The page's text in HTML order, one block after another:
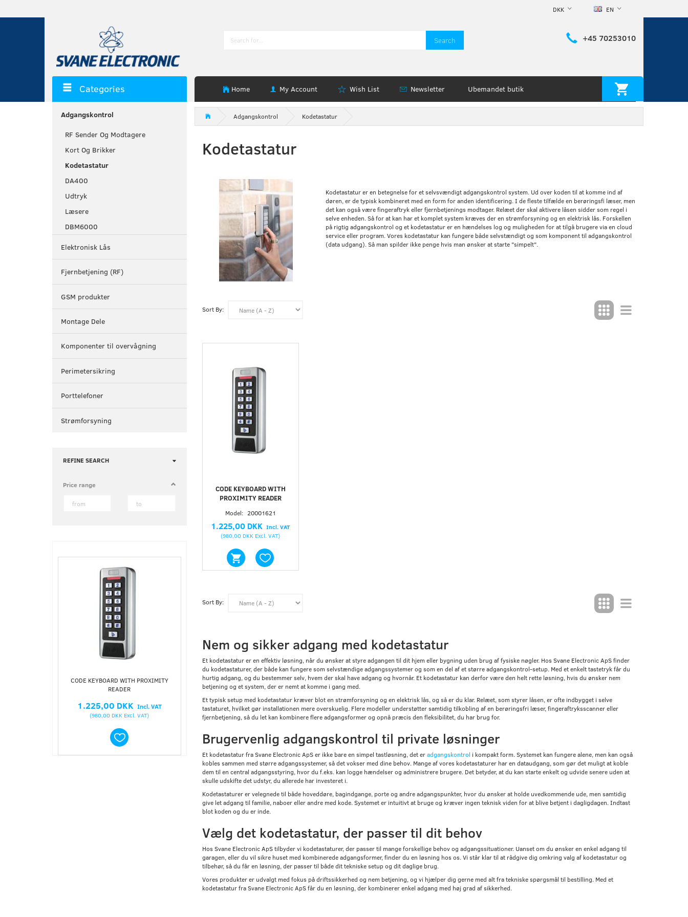
EN
DKK
Search +45 70253010
Home My Account Wish List Newsletter Ubemandet butik
Categories
Adgangskontrol
RF Sender Og Modtagere
Kort Og Brikker
Kodetastatur
DA400
Udtryk
Læsere
DBM6000
Elektronisk Lås
Fjernbetjening (RF)
GSM produkter
Montage Dele
Komponenter til overvågning
Perimetersikring
Porttelefoner
Strømforsyning
REFINE SEARCH
Price range
CODE KEYBOARD WITH PROXIMITY
READER
1.225,00 DKK Incl. VAT
(980,00 DKK Excl. VAT)
Adgangskontrol Kodetastatur
Kodetastatur
Kodetastatur er en betegnelse for et selvsvændigt adgangskontrol system. Ud over koden til at komme ind af
døren, er de typisk kombineret med en form for anden identificering. I de fleste tilfælde en berøringsfi læser, men
det kan også være fingeraftryk eller fjernbetjenings modtager. Relæet der skal aktivere låsen sidder som regel i
selve enheden. Så for at kan har et komplet system kræves der en strømforsyning og en elektrisk lås. Forskellen
på rigtig adgangskontrol og et kodetastatur er en hændelses log og muligheden for at tilgå brugere via en cloud
service eller program. Vores kodetastatur kan fungere både selvstændigt og som komponent til adgangskontrol
(data udgang). Så man spilder ikke penge hvis man ønsker at starte "simpelt".
Sort By:
CODE KEYBOARD WITH
PROXIMITY READER
Model: 20001621
1.225,00 DKK Incl. VAT
(980,00 DKK Excl. VAT)
Sort By:
Nem og sikker adgang med kodetastatur
Et kodetastatur er en effektiv løsning, når du ønsker at styre adgangen til dit hjem eller bygning uden brug af fysiske nøgler. Hos Svane Electronic ApS finder
du kodetastaturer, der både kan fungere som selvstændige adgangssystemer og som en del af et større adgangskontrol-setup. Med et enkelt tastetryk får du
hurtig adgang, og du bestemmer selv, hvem der skal have adgang og hvornår. Et kodetastatur kan derfor være den helt rette løsning, hvis du ønsker nem
betjening og et system, der er nemt at komme i gang med.
Et typisk setup med kodetastatur kræver blot en strømforsyning og en elektrisk lås, og så er du klar. Relæet, som styrer låsen, er ofte indbygget i selve
tastaturet, hvilket gør installationen mere overskuelig. Flere modeller understøtter samtidig tilkobling af en berøringsfri læser, fingeraftryksscanner eller
fjernbetjening, så du let kan kombinere flere adgangsformer og opnå præcis den fleksibilitet, du har brug for.
Brugervenlig adgangskontrol til private løsninger
Et kodetastatur fra Svane Electronic ApS er ikke bare en simpel tastløsning, det eradgangskontrol i kompakt form. Systemet kan fungere alene, men kan også
kobles sammen med større adgangssystemer, så det vokser med dine behov. Mange af vores kodetastaturer har en dataudgang, som gør det muligt at koble
dem til en central adgangsstyring, hvor du f.eks. kan logge hændelser og administrere brugere. Det betyder, at du kan starte enkelt og udvide senere uden at
skulle udskifte det udstyr, du allerede har investeret i.
Kodetastaturer er velegnede til både hoveddøre, bagindgange, porte og andre adgangspunkter, hvor du ønsker at holde uvedkommende ude, men samtidig
give let adgang til familie, naboer eller andre med kode. Systemet er intuitivt at bruge og kræver ingen teknisk viden for at blive betjent i dagligdagen. Indtast
blot koden og du er inde.
Vælg det kodetastatur, der passer til dit behov
Hos Svane Electronic ApS tilbyder vi kodetastaturer, der passer til mange forskellige behov og adgangssituationer. Uanset om du ønsker en enkel adgang til
garagen, eller du vil sikre huset med kombinerede adgangsformer, finder du en løsning hos os. Vi står klar til at rådgive dig omkring valg af kodetastatur og
tilbehør, så du får en løsning, der passer til både dit tekniske setup og dit daglige brug.
Vores produkter er udvalgt med fokus på driftssikkerhed og nem betjening, og vi hjælper dig gerne med alt fra tekniske spørgsmål til bestilling. Med et
kodetastatur fra Svane Electronic ApS får du en løsning, der kombinerer enkel adgang med høj grad af sikkerhed.